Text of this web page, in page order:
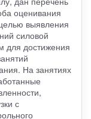
оценивания
выявления
силовой
для достижения
На занятиях
с